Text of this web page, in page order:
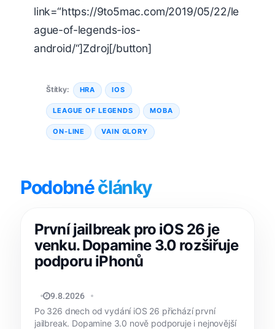
link=“https://9to5mac.com/2019/05/22/le
ague-of-legends-ios-
android/“]Zdroj[/button]
Štítky: HRA IOS
LEAGUE OF LEGENDS MOBA
ON-LINE VAIN GLORY
Podobnéčlánky
První jailbreak pro iOS 26 je
venku. Dopamine 3.0 rozšiřuje
podporu iPhonů
MATYÁŠ KOZÁK
9.8.2026
Po 326 dnech od vydání iOS 26 přichází první
jailbreak. Dopamine 3.0 nově podporuje i nejnovější